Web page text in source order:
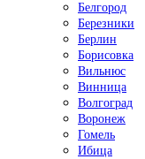
Белгород
Березники
Берлин
Борисовка
Вильнюс
Винница
Волгоград
Воронеж
Гомель
Ибица